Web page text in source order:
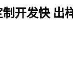
开发快 出